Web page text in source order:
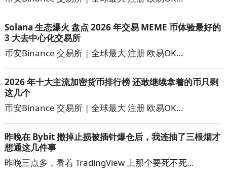
Solana 生态爆火 盘点 2026 年交易 MEME 币体验最好的
3 大去中心化交易所
币安Binance 交易所 | 全球最大 注册 欧易OK…
2026 年十大主流加密货币排行榜 还敢继续拿着的币只剩
这几个
币安Binance 交易所 | 全球最大 注册 欧易OK…
昨晚在 Bybit 撤掉止损被插针爆仓后，我连抽了三根烟才
想通这几件事
昨晚三点多，看着 TradingView 上那个要死不死…